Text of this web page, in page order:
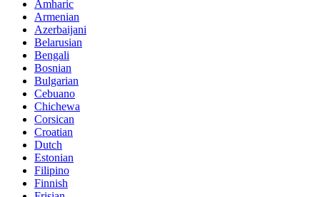
Amharic
Armenian
Azerbaijani
Belarusian
Bengali
Bosnian
Bulgarian
Cebuano
Chichewa
Corsican
Croatian
Dutch
Estonian
Filipino
Finnish